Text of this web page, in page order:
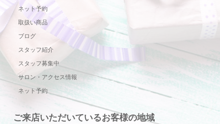
ネット予約
取扱い商品
ブログ
スタッフ紹介
スタッフ募集中
サロン・アクセス情報
ネット予約
ご来店いただいているお客様の地域